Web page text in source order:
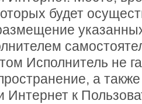
будет
Исполнитель не
а
Интернет к